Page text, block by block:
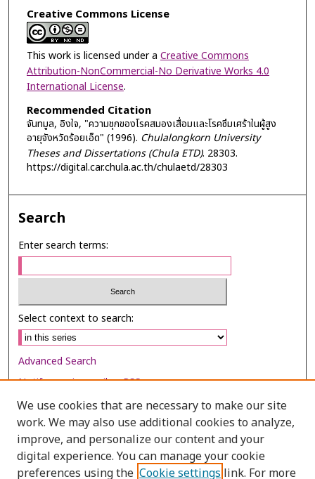
Creative Commons License
This work is licensed under a Creative Commons
Attribution-NonCommercial-No Derivative Works 4.0
International License.
Recommended Citation
จันทมูล, อิงใจ, "ความชุกของโรคสมองเสื่อมและโรคซึมเศร้าในผู้สูง
อายุจังหวัดร้อยเอ็ด" (1996). Chulalongkorn University
Theses and Dissertations (Chula ETD). 28303.
https://digital.car.chula.ac.th/chulaetd/28303
Search
Enter search terms:
Select context to search:
Advanced Search
Notify me via email orRSS
Browse
Collections
Disciplines
We use cookies that are necessary to make our site
work. We may also use additional cookies to analyze,
improve, and personalize our content and your
digital experience. You can manage your cookie
preferences using the Cookie settings link. For more